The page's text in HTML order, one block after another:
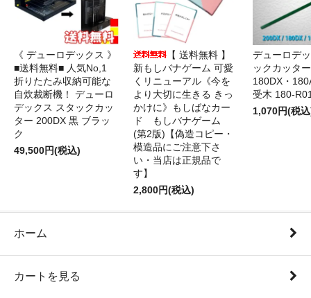
《 デューロデックス 》
■送料無料■ 人気No,1
折りたたみ収納可能な
自炊裁断機！ デューロ
デックス スタックカッ
ター 200DX 黒 ブラッ
ク
49,500円(税込)
【 送料無料 】
新もしバナゲーム 可愛
くリニューアル《今を
より大切に生きる きっ
かけに》もしばなカー
ド もしバナゲーム
(第2版)【偽造コピー・
模造品にご注意下さ
い・当店は正規品で
す】
2,800円(税込)
デューロデ
ックカッタ
180DX・
受木 180-
1,070円(税
ホーム
カートを見る